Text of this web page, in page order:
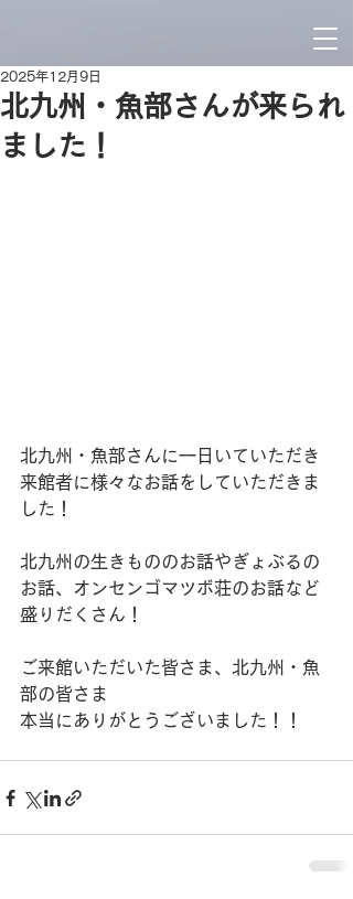
北九州・魚部さんが来られ
ました！
2025年12月9日
北九州・魚部さんに一日いていただき
来館者に様々なお話をしていただきま
した！
北九州の生きもののお話やぎょぶるの
お話、オンセンゴマツボ荘のお話など
盛りだくさん！
ご来館いただいた皆さま、北九州・魚
部の皆さま
本当にありがとうございました！！